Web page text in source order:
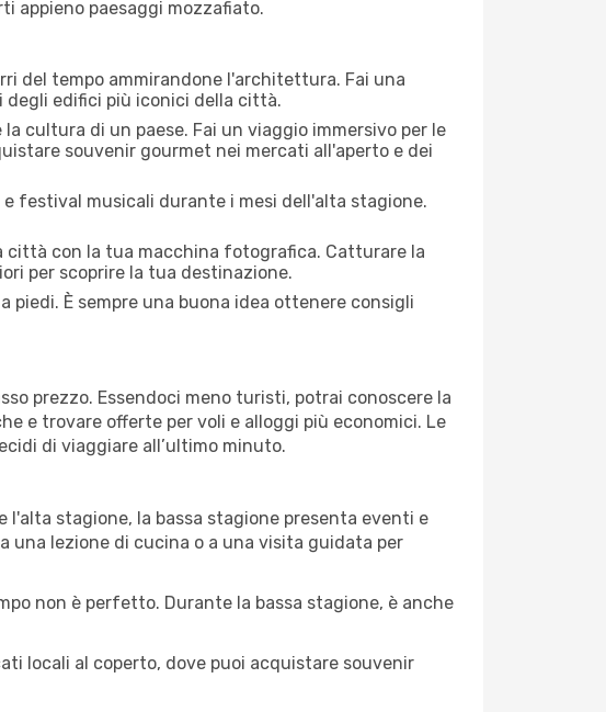
appieno paesaggi mozzafiato.
del tempo ammirandone l'architettura. Fai una
degli edifici più iconici della città.
cultura di un paese. Fai un viaggio immersivo per le
souvenir gourmet nei mercati all'aperto e dei
festival musicali durante i mesi dell'alta stagione.
città con la tua macchina fotografica. Catturare la
per scoprire la tua destinazione.
È sempre una buona idea ottenere consigli
prezzo. Essendoci meno turisti, potrai conoscere la
e trovare offerte per voli e alloggi più economici. Le
di viaggiare all’ultimo minuto.
stagione, la bassa stagione presenta eventi e
una lezione di cucina o a una visita guidata per
non è perfetto. Durante la bassa stagione, è anche
locali al coperto, dove puoi acquistare souvenir